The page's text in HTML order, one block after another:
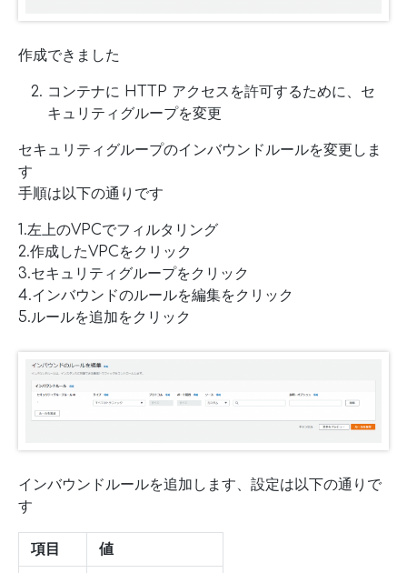
作成できました
コンテナに HTTP アクセスを許可するために、セ
キュリティグループを変更
セキュリティグループのインバウンドルールを変更しま
す
手順は以下の通りです
1.左上のVPCでフィルタリング
2.作成したVPCをクリック
3.セキュリティグループをクリック
4.インバウンドのルールを編集をクリック
5.ルールを追加をクリック
インバウンドルールを追加します、設定は以下の通りで
す
項目 値